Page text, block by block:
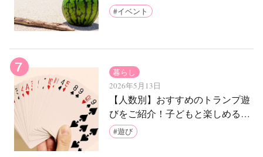
イベント
暮らし
2026年5月13日
【人数別】おすすめのトランプ遊
びをご紹介！子どもと楽しめる簡
単なゲームは？
遊び